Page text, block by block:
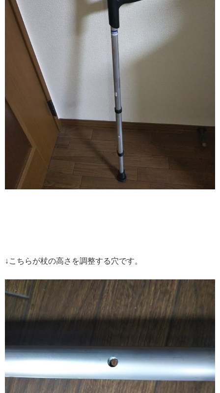
↓こちらが杖の高さを調整する穴です。